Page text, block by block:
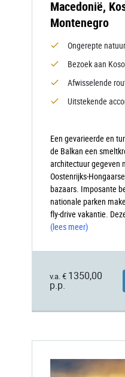
Macedonië,
Montenegro
Ongerepte
Bezoek aan
Afwisselende
Uitstekende
Een gevarieerde en
de Balkan een
architectuur gegeven
Oostenrijks-
bazaars. Imposante
nationale parken
fly-drive vakantie.
(lees meer)
v.a. € 1350,00
p.p.